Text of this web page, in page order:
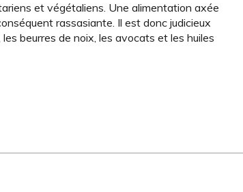
et végétaliens. Une alimentation axée
rassasiante. Il est donc judicieux
beurres de noix, les avocats et les huiles